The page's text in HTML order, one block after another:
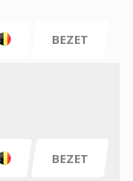
BEZET
BEZET